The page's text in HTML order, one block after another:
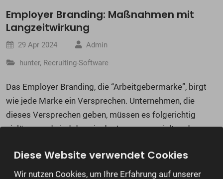
Employer Branding: Maßnahmen mit
Langzeitwirkung
29 Apr 2024
Admin
hunter, Recruiting-Software
Das Employer Branding, die “Arbeitgebermarke”, birgt
wie jede Marke ein Versprechen. Unternehmen, die
dieses Versprechen geben, müssen es folgerichtig
einlösen und sind dann in der Lage, es gezielt und
Hilfe geeigneter Employer Branding Maßnahmen
positionieren sich Firmen und Betriebe als besonders
Diese Website verwendet Cookies
Wir nutzen Cookies, um Ihre Erfahrung auf unserer